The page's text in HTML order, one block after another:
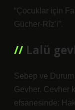
“Çocuklar için
Gücher-Rîz’i”.
Lalü
Sebep ve
Gevher. Cevher
efsanesinde: